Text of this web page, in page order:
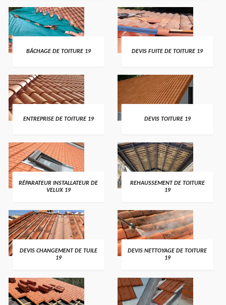
BÂCHAGE DE TOITURE 19 DEVIS FUITE DE TOITURE 19
ENTREPRISE DE TOITURE 19 DEVIS TOITURE 19
RÉPARATEUR INSTALLATEUR DE
VELUX 19
REHAUSSEMENT DE TOITURE
19
DEVIS CHANGEMENT DE TUILE
19
DEVIS NETTOYAGE DE TOITURE
19